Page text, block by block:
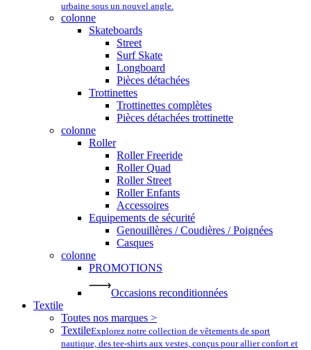
urbaine sous un nouvel angle.
colonne
Skateboards
Street
Surf Skate
Longboard
Pièces détachées
Trottinettes
Trottinettes complètes
Pièces détachées trottinette
colonne
Roller
Roller Freeride
Roller Quad
Roller Street
Roller Enfants
Accessoires
Equipements de sécurité
Genouillères / Coudières / Poignées
Casques
colonne
PROMOTIONS
Occasions reconditionnées
Textile
Toutes nos marques >
TextileExplorez notre collection de vêtements de sport
nautique, des tee-shirts aux vestes, conçus pour allier confort et